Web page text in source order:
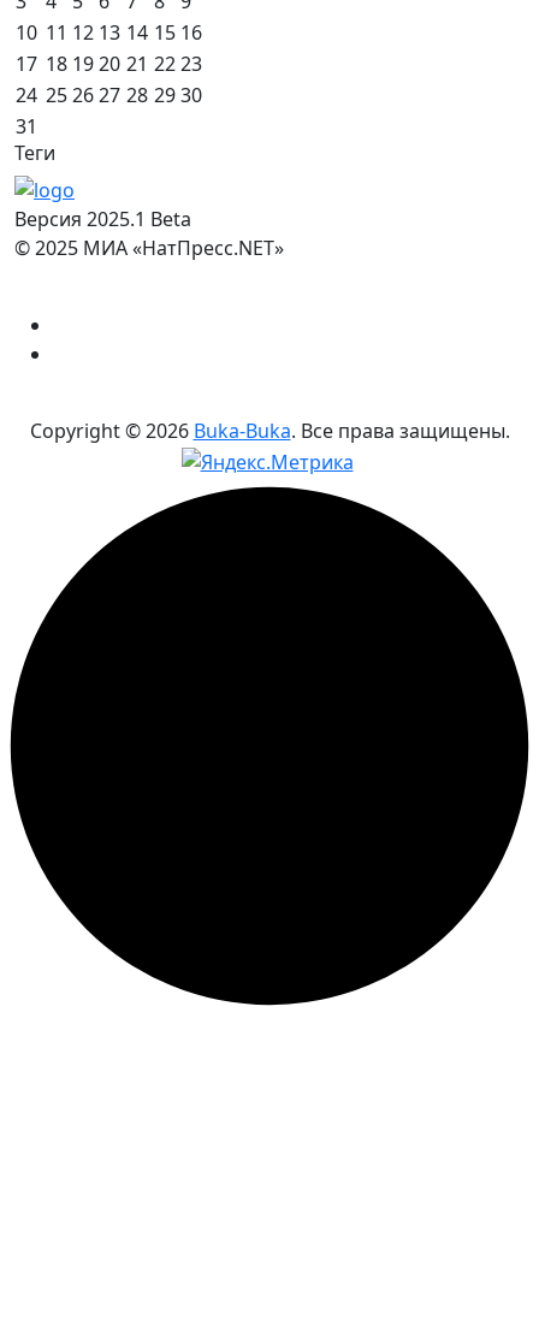
10 11 12 13 14 15 16
17 18 1920 21 2223
24 252627 28 2930
31
Теги
Версия 2025.1 Beta
© 2025 МИА «НатПресс.NET»
Copyright ©2026 Buka-Buka. Все права защищены.